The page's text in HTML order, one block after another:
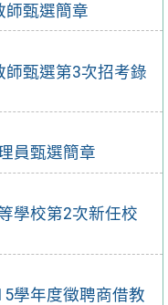
師甄選簡章
甄選第3次招考錄
員甄選簡章
學校第2次新任校
學年度徵聘商借教